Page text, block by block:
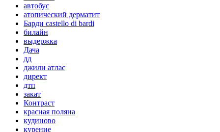
автобус
атопический дерматит
Барди castello di bardi
билайн
выдержка
Дача
дд
джили атлас
директ
дтп
закат
Контраст
красная поляна
кудиново
курение